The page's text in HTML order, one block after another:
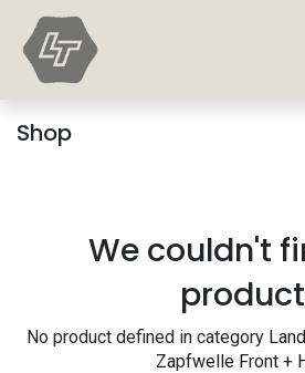
Shop
We couldn't
No product defined in category
Zapfwelle Front +